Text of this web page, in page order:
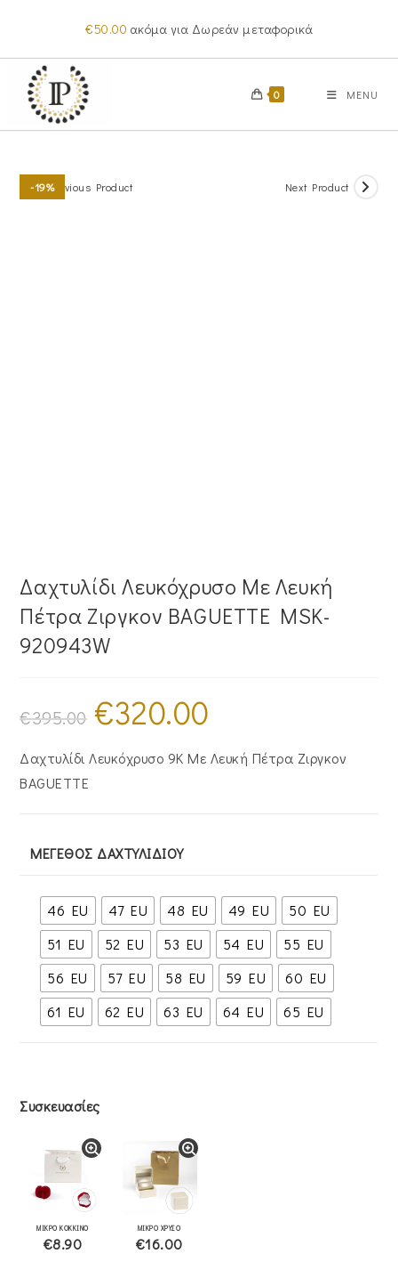
content
€50.00 ακόμα για Δωρεάν μεταφορικά
0 MENU
-19%Previous Product Next Product
Δαχτυλίδι Λευκόχρυσο Με Λευκή
Πέτρα Ζιργκον BAGUETTE MSK-
920943W
€395.00
Original
price
was:
€320.00
€320.00.
Δαχτυλίδι Λευκόχρυσο 9Κ Με Λευκή Πέτρα Ζιργκον
BAGUETTE
ΜΈΓΕΘΟΣ ΔΑΧΤΥΛΙΔΙΟΎ
46 EU 47 EU 48 EU 49 EU
50 EU
51 EU
52 EU 53 EU 54 EU
55 EU
56 EU
57 EU 58 EU 59 EU
60 EU
61 EU
62 EU 63 EU 64 EU 65 EU
Συσκευασίες
ΜΙΚΡΟ ΚΟΚΚΙΝΟ
€8.90
ΜΙΚΡΟ ΧΡΥΣΟ
€16.00